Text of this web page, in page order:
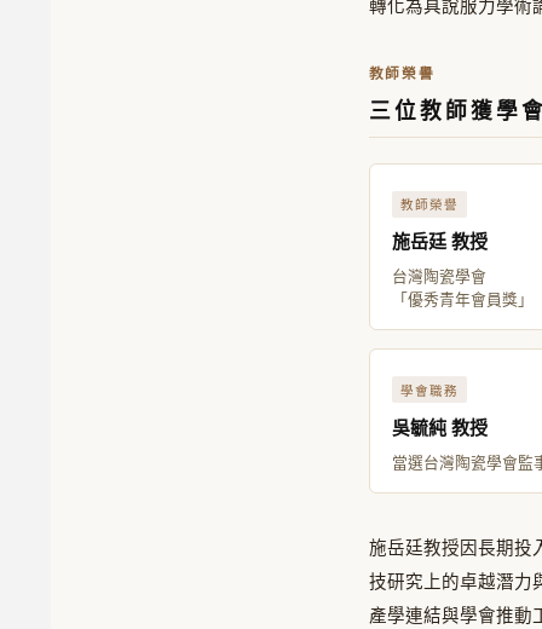
教師榮譽
三位教師獲學
教師榮譽
施岳廷 教授
台灣陶瓷學會
「優秀青年會員獎」
學會職務
吳毓純 教授
當選台灣陶瓷學會監
施岳廷教授因長期投
技研究上的卓越潛力
產學連結與學會推動